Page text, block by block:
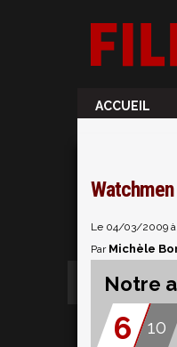
ACCUEIL
Le 04/03/2009 à
Par Michèle
Notre
6 10